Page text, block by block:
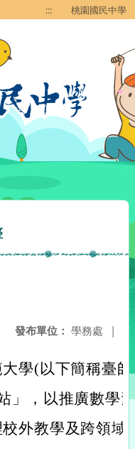
::: 桃園國民中學
發布單位： 學務處 |
學(以下簡稱臺
」，以推廣數學
外教學及跨領域